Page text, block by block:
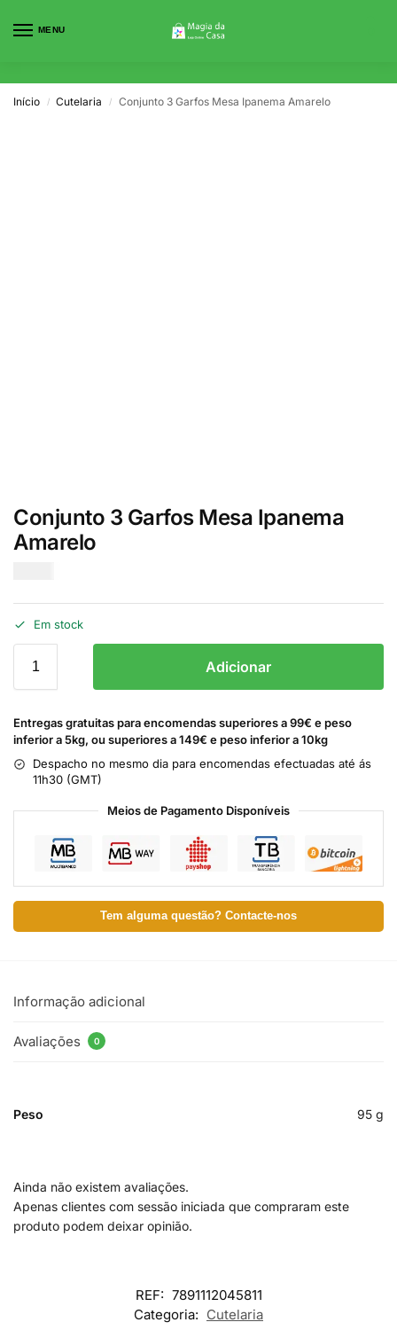
MENU
Início / Cutelaria / Conjunto 3 Garfos Mesa Ipanema Amarelo
Conjunto 3 Garfos Mesa Ipanema
Amarelo
Em stock
Adicionar
Entregas gratuitas para encomendas superiores a 99€ e peso
inferior a 5kg, ou superiores a 149€ e peso inferior a 10kg
Despacho no mesmo dia para encomendas efectuadas até ás
11h30 (GMT)
Meios de Pagamento Disponíveis
Tem alguma questão? Contacte-nos
Informação adicional
Avaliações 0
Peso 95 g
Ainda não existem avaliações.
Apenas clientes com sessão iniciada que compraram este
produto podem deixar opinião.
REF: 7891112045811
Categoria: Cutelaria